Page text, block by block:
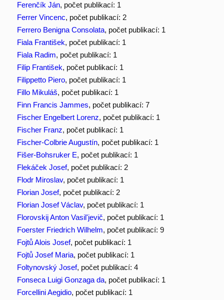
Ferenčík Ján, počet publikací: 1
Ferrer Vincenc, počet publikací: 2
Ferrero Benigna Consolata, počet publikací: 1
Fiala František, počet publikací: 1
Fiala Radim, počet publikací: 1
Filip František, počet publikací: 1
Filippetto Piero, počet publikací: 1
Fillo Mikuláš, počet publikací: 1
Finn Francis Jammes, počet publikací: 7
Fischer Engelbert Lorenz, počet publikací: 1
Fischer Franz, počet publikací: 1
Fischer-Colbrie Augustín, počet publikací: 1
Fišer-Bohsruker E, počet publikací: 1
Flekáček Josef, počet publikací: 2
Flodr Miroslav, počet publikací: 1
Florian Josef, počet publikací: 2
Florian Josef Václav, počet publikací: 1
Florovskij Anton Vasil'jevič, počet publikací: 1
Foerster Friedrich Wilhelm, počet publikací: 9
Fojtů Alois Josef, počet publikací: 1
Fojtů Josef Maria, počet publikací: 1
Foltynovský Josef, počet publikací: 4
Fonseca Luigi Gonzaga da, počet publikací: 1
Forcellini Aegidio, počet publikací: 1